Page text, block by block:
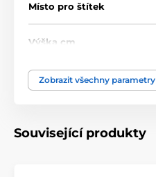
Místo pro štítek
Výška cm
Motiv
Zobrazit všechny parametry
Související produkty